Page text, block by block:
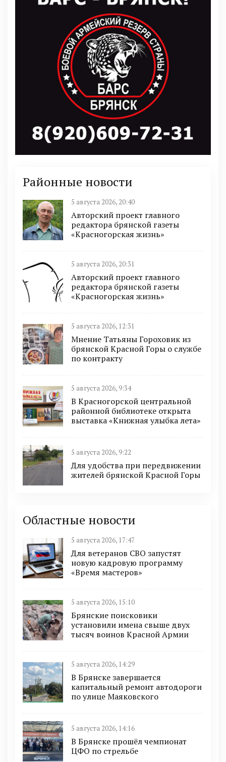
Районные новости
5 августа 2026, 20:40
Авторский проект главного
редактора брянской газеты
«Красногорская жизнь»
5 августа 2026, 20:31
Авторский проект главного
редактора брянской газеты
«Красногорская жизнь»
5 августа 2026, 12:31
Мнение Татьяны Гороховик из
брянской Красной Горы о службе
по контракту
5 августа 2026, 9:34
В Красногорской центральной
районной библиотеке открыта
выставка «Книжная улыбка лета»
5 августа 2026, 9:22
Для удобства при передвижении
жителей брянской Красной Горы
Областные новости
5 августа 2026, 17:47
Для ветеранов СВО запустят
новую кадровую программу
«Время мастеров»
5 августа 2026, 15:10
Брянские поисковики
установили имена свыше двух
тысяч воинов Красной Армии
5 августа 2026, 14:29
В Брянске завершается
капитальный ремонт автодороги
по улице Маяковского
5 августа 2026, 14:16
В Брянске прошёл чемпионат
ЦФО по стрельбе